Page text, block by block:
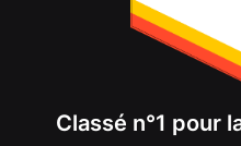
Classé n°1 pour